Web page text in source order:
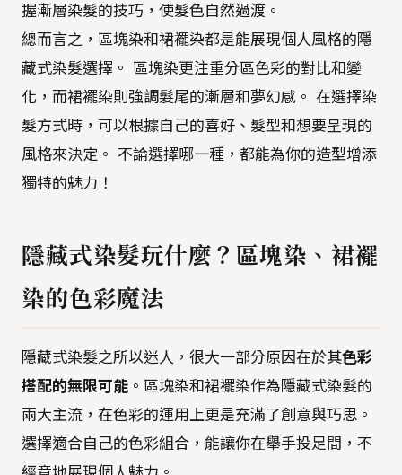
握漸層染髮的技巧，使髮色自然過渡。
總而言之，區塊染和裙襬染都是能展現個人風格的隱
藏式染髮選擇。 區塊染更注重分區色彩的對比和變
化，而裙襬染則強調髮尾的漸層和夢幻感。 在選擇染
髮方式時，可以根據自己的喜好、髮型和想要呈現的
風格來決定。 不論選擇哪一種，都能為你的造型增添
獨特的魅力！
隱藏式染髮玩什麼？區塊染、裙襬
染的色彩魔法
隱藏式染髮之所以迷人，很大一部分原因在於其色彩
搭配的無限可能 。區塊染和裙襬染作為隱藏式染髮的
兩大主流，在色彩的運用上更是充滿了創意與巧思。
選擇適合自己的色彩組合，能讓你在舉手投足間，不